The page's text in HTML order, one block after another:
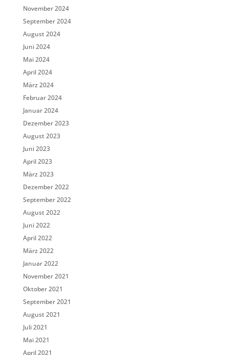
November 2024
September 2024
August 2024
Juni 2024
Mai 2024
April 2024
März 2024
Februar 2024
Januar 2024
Dezember 2023
August 2023
Juni 2023
April 2023
März 2023
Dezember 2022
September 2022
August 2022
Juni 2022
April 2022
März 2022
Januar 2022
November 2021
Oktober 2021
September 2021
August 2021
Juli 2021
Mai 2021
April 2021